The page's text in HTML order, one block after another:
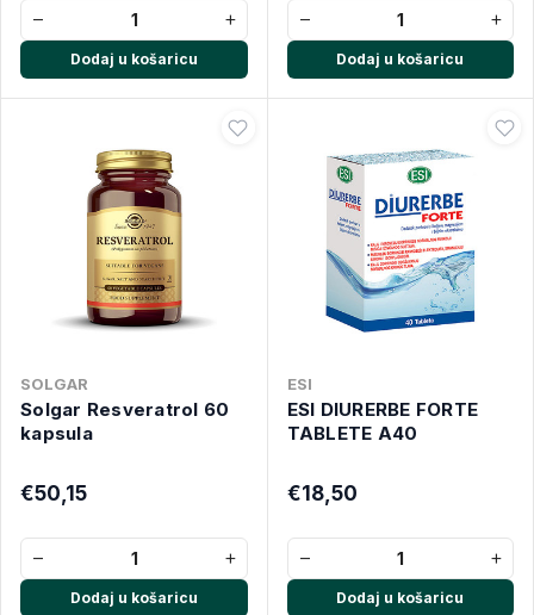
− +
Dodaj u košaricu
− +
Dodaj u košaricu
SOLGAR
Solgar Resveratrol 60
kapsula
€50,15
− +
Dodaj u košaricu
ESI
ESI DIURERBE FORTE
TABLETE A40
€18,50
− +
Dodaj u košaricu